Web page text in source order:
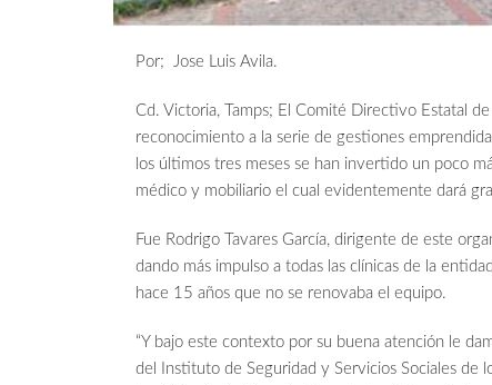
Por; Jose Luis Avila.
Cd. Victoria, Tamps; El Comité Directivo Estatal
reconocimiento a la serie de gestiones
los últimos tres meses se han invertido un poco
médico y mobiliario el cual evidentemente dará
Fue Rodrigo Tavares García, dirigente de este
dando más impulso a todas las clínicas de la
hace 15 años que no se renovaba el equipo.
“Y bajo este contexto por su buena atención le
del Instituto de Seguridad y Servicios Sociales de